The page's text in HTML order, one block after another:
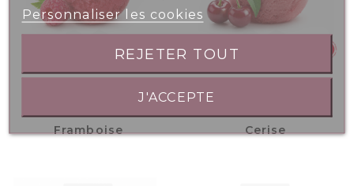
Framboise
Cerise
Personnaliser les cookies
REJETER TOUT
J'ACCEPTE